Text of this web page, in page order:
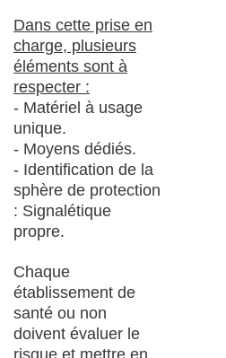
Dans cette prise en
charge, plusieurs
éléments sont à
respecter :
- Matériel à usage
unique.
- Moyens dédiés.
- Identification de la
sphère de protection
: Signalétique
propre.
Chaque
établissement de
santé ou non
doivent évaluer le